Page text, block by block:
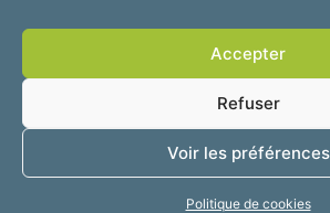
Accepter
Refuser
Voir les préférences
Politique de cookies
Accessibilité
2025 © Propulsé par